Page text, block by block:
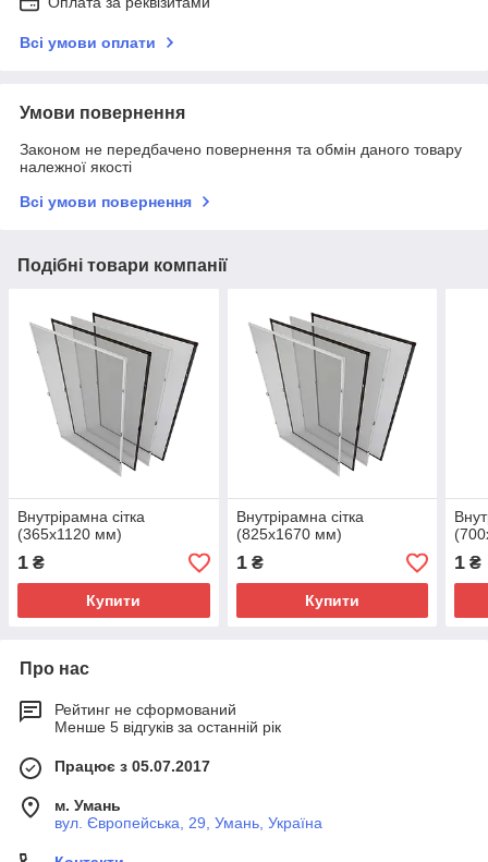
Всі умови оплати
Умови повернення
Законом не передбачено повернення та обмін даного товару
належної якості
Всі умови повернення
Подібні товари компанії
Внутрірамна сітка
(365х1120 мм)
1 ₴
Купити
Внутрірамна сітка
(825х1670 мм)
1₴
Купити
1 ₴
Про нас
Рейтинг не сформований
Менше 5 відгуків за останній рік
Працює з 05.07.2017
м. Умань
вул. Європейська, 29, Умань, Україна